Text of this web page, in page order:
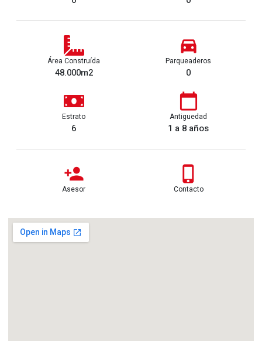
Área Construída
48.000m2
Parqueaderos
0
Estrato
6
Antiguedad
1 a 8 años
Asesor Contacto